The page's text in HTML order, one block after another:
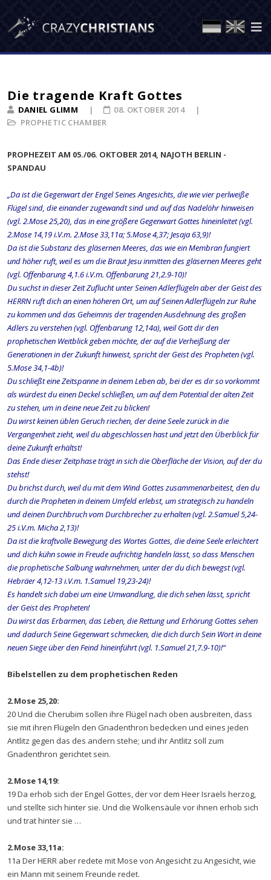
Die tragende Kraft Gottes
DANIEL GLIMM
PROPHETIC CHAMBER
08. OKTOBER 2014
PROPHEZEIT AM 05./06. OKTOBER 2014, NAJOTH BERLIN -
SPANDAU
„Da ist die Gegenwart der Engel Seines Angesichts, die wie vier perlweiße
Flügel sind, die einander zugewandt sind und auf das Nadelöhr hinweisen
(vgl. 2.Mose 25,20), das in eine größere Gegenwart Gottes hineinleitet (vgl.
2.Mose 14,19 i.V.m. 2.Mose 33,11a; 5.Mose 4,37; Jesaja 63,9)!
Da ist die Substanz des gläsernen Meeres, das wie ein Membran fungiert
und höher ruft, weil es um die Braut Jesu inmitten des gläsernen Meeres geht
(vgl. Offenbarung 4,1.6 i.V.m. Offenbarung 21,2.9-10)!
Du suchst in dieser Zeit Zuflucht unter Seinen Adlerflügeln aber der Geist des
HERRN ruft dich an einen höheren Ort, um auf Seinen Adlerflügeln zur Ruhe
zu kommen und das Geheimnis der tragenden Ausdehnung des großen
Adlers zu verstehen (vgl. Offenbarung 12,14a), weil Gott dir den
prophetischen Weitblick geben möchte, der auf die Verheißung der
Generationen in der Zukunft hinweist, spricht der Geist des Propheten (vgl.
5.Mose 34,1-4b)!
Du schließt eine Zeitspanne in deinem Leben ab, bei der es dir so vorkommt
als würdest du einen Deckel schließen, um auf dem Potential der alten Zeit
zu stehen, um in deine neue Zeit zu blicken!
Du wirst keinen üblen Geruch riechen, der deine Seele zurück in die
Vergangenheit zieht, weil du abgeschlossen hast und jetzt den Überblick für
deine Zukunft erhältst!
Das Ende dieser Zeitphase trägt in sich die Oberfläche der Vision, auf der du
stehst!
Du brichst durch, weil du mit dem Wind Gottes zusammenarbeitest, den du
durch die Propheten in deinem Umfeld erlebst, um strategisch zu handeln
und deinen Durchbruch vom Durchbrecher zu erhalten (vgl. 2.Samuel 5,24-
25 i.V.m. Micha 2,13)!
Da ist die kraftvolle Bewegung des Wortes Gottes, die deine Seele erleichtert
und dich kühn sowie in Freude aufrichtig handeln lässt, so dass Menschen
die prophetische Salbung wahrnehmen, unter der du dich bewegst (vgl.
Hebräer 4,12-13 i.V.m. 1.Samuel 19,23-24)!
Es handelt sich dabei um eine Umwandlung, die dich sehen lässt, spricht
der Geist des Propheten!
Du wirst das Erbarmen, das Leben, die Rettung und Erhörung Gottes sehen
und dadurch Seine Gegenwart schmecken, die dich durch Sein Wort in deine
neuen Siege über den Feind hineinführt (vgl. 1.Samuel 21,7.9-10)!“
Bibelstellen zu dem prophetischen Reden
2.Mose 25,20:
20 Und die Cherubim sollen ihre Flügel nach oben ausbreiten, dass
sie mit ihren Flügeln den Gnadenthron bedecken und eines jeden
Antlitz gegen das des andern stehe; und ihr Antlitz soll zum
Gnadenthron gerichtet sein.
2.Mose 14,19:
19 Da erhob sich der Engel Gottes, der vor dem Heer Israels herzog,
und stellte sich hinter sie. Und die Wolkensäule vor ihnen erhob sich
und trat hinter sie …
2.Mose 33,11a:
11a Der HERR aber redete mit Mose von Angesicht zu Angesicht, wie
ein Mann mit seinem Freunde redet.